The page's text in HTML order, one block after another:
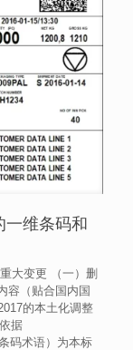
一维条码和
大变更 （一）删
容（贴合国内国
的本土化调整
据
码术语）为本标